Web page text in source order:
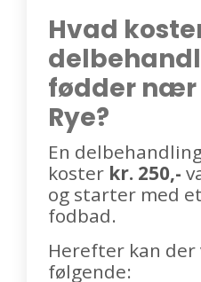
Hvad
fødder nær
Rye?
En
koster kr. 250,-
og starter med
fodbad.
Herefter kan
følgende: